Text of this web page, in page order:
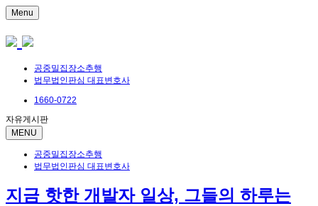
Menu
공중밀집장소추행
법무법인판심 대표변호사
1660-0722
자유게시판
MENU
공중밀집장소추행
법무법인판심 대표변호사
지금 핫한 개발자 일상, 그들의 하루는